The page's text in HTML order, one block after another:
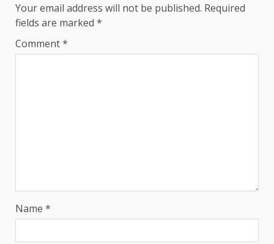
Your email address will not be published. Required
fields are marked *
Comment*
Name *